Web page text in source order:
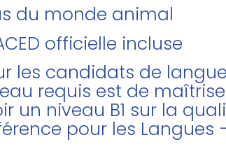
du monde animal
officielle incluse
les candidats de
requis est de
un niveau B1 sur la
pour les Langues